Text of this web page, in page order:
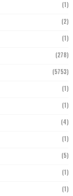
(1)
(2)
(1)
(278)
(5753)
(1)
(1)
(4)
(1)
(5)
(1)
(1)